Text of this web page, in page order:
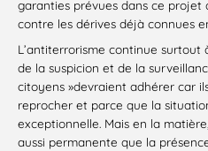
garanties prévues dans ce projet
contre les dérives déjà connues
L’antiterrorisme continue surtout
de la suspicion et de la
citoyens »devraient adhérer car
reprocher et parce que la
exceptionnelle. Mais en la
aussi permanente que la